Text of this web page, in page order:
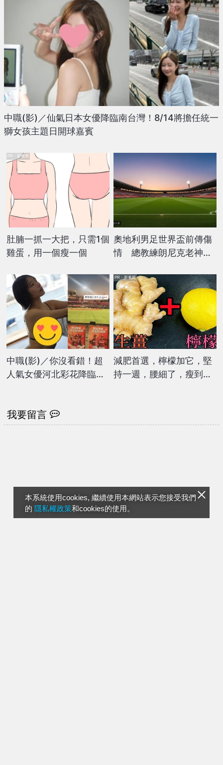
本系統使用cookies, 繼續使用本網站表示您接受我們
的 隱私權政策和cookies的使用。
中職(影)／仙氣日本女優降臨南台灣！8/14將擔任統一
獅女孩主題日開球嘉賓
肚腩一抓一大把，只需1個
雞蛋，用一個瘦一個
PR・新素簡
奧地利男足世界盃前傳傷
情 總教練朗尼克老神在
中職(影)／你沒看錯！超
人氣女優河北彩花降臨天
減肥首選，檸檬加它，堅
持一週，腰細了，瘦到你
PR・新素簡
我要留言